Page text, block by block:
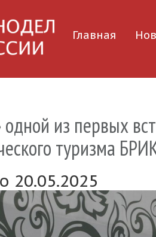
Главная
из первых
туризма
20.05.2025